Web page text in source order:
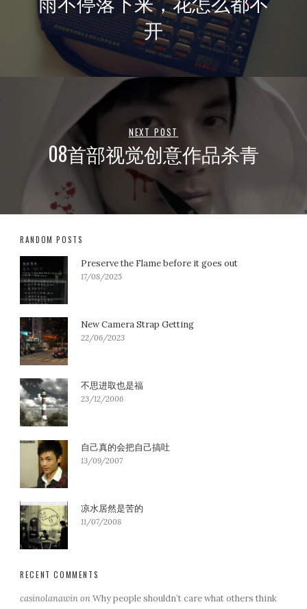
开
NEXT POST
08首部视觉创意作品杀青
RANDOM POSTS
Preserve the Flame before it goes out
17/08/2025
New Camera Strap Getting
22/06/2023
不思进取也是福
23/12/2006
自己真的会把自己搞吐
13/09/2007
凉水居然是苦的
11/07/2008
RECENT COMMENTS
casinolanawinonWhy people shouldn’t care what others think